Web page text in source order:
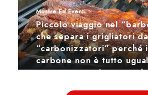
Mostre Ed Eventi
Piccolo viaggio nel
che separa i grigliatori
“carbonizzatori” perché
carbone non è tutto
nemmeno costine e